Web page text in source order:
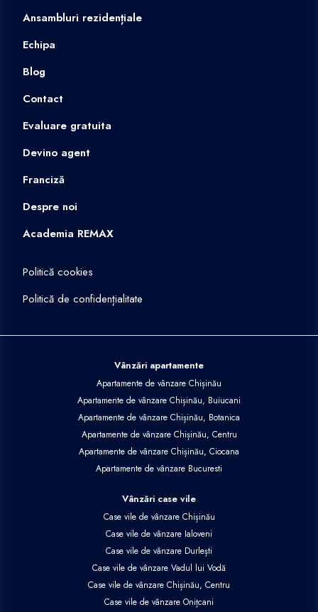
Ansambluri rezidențiale
Echipa
Blog
Contact
Evaluare gratuita
Devino agent
Franciză
Despre noi
Academia REMAX
Politică cookies
Politică de confidențialitate
Vânzări apartamente
Apartamente de vânzare Chișinău
Apartamente de vânzare Chișinău, Buiucani
Apartamente de vânzare Chișinău, Botanica
Apartamente de vânzare Chișinău, Centru
Apartamente de vânzare Chișinău, Ciocana
Apartamente de vânzare Bucuresti
Vânzări case vile
Case vile de vânzare Chișinău
Case vile de vânzare Ialoveni
Case vile de vânzare Durlești
Case vile de vânzare Vadul lui Vodă
Case vile de vânzare Chișinău, Centru
Case vile de vânzare Onițcani